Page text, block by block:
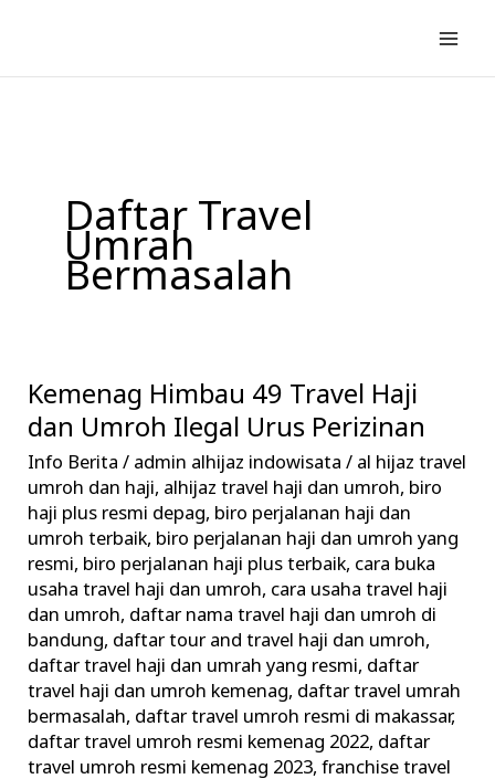
konten
Daftar Travel
Umrah
Bermasalah
Kemenag Himbau 49 Travel Haji
dan Umroh Ilegal Urus Perizinan
Info Berita / admin alhijaz indowisata/ al hijaz travel
umroh dan haji, alhijaz travel haji dan umroh, biro
haji plus resmi depag, biro perjalanan haji dan
umroh terbaik, biro perjalanan haji dan umroh yang
resmi, biro perjalanan haji plus terbaik, cara buka
usaha travel haji dan umroh, cara usaha travel haji
dan umroh, daftar nama travel haji dan umroh di
bandung, daftar tour and travel haji dan umroh,
daftar travel haji dan umrah yang resmi, daftar
travel haji dan umroh kemenag, daftar travel umrah
bermasalah, daftar travel umroh resmi di makassar,
daftar travel umroh resmi kemenag 2022, daftar
travel umroh resmi kemenag 2023,franchise travel
Kemenag
Himbau
49
Travel
Haji
dan
Umroh
Ilegal
Urus
Perizinan